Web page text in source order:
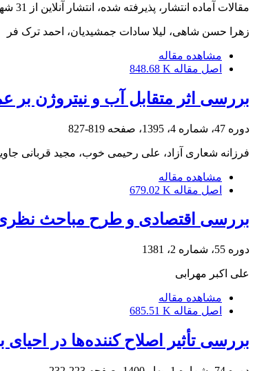
مقالات آماده انتشار، پذیرفته شده، انتشار آنلاین از 31 شهریور 1400
زهرا حسن شاهی، لیلا سادات جمشیدیان، احمد ترک فر
مشاهده مقاله
اصل مقاله 848.68 K
بررسی اثر متقابل آب و نیتروژن بر
دوره 47، شماره 4، 1395، صفحه 819-827
فرزانه شعاری آزاد، علی رحیمی خوب، مجید قربانی
مشاهده مقاله
اصل مقاله 679.02 K
بررسی اقتصادی و طرح مباحث
دوره 55، شماره 2، 1381
علی اکبر مهرابی
مشاهده مقاله
اصل مقاله 685.51 K
بررسی تأثیر اصلاح کننده‌ها در